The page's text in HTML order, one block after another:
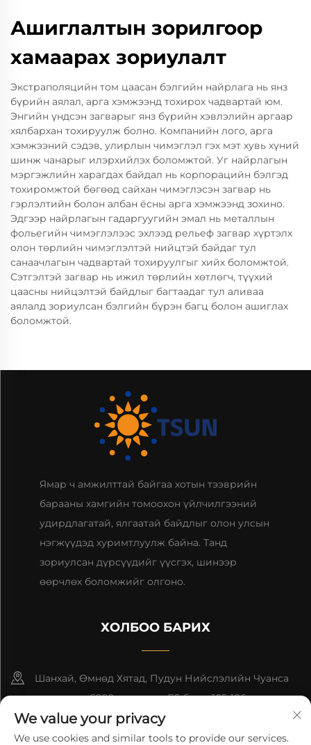
Ашиглалтын зорилгоор
хамаарах зориулалт
Экстраполяцийн том цаасан бэлгийн найрлага нь янз
бүрийн аялал, арга хэмжээнд тохирох чадвартай юм.
Энгийн үндсэн загварыг янз бүрийн хэвлэлийн аргаар
хялбархан тохируулж болно. Компанийн лого, арга
хэмжээний сэдэв, улирлын чимэглэл гэх мэт хувь хүний
шинж чанарыг илэрхийлэх боломжтой. Уг найрлагын
мэргэжлийн харагдах байдал нь корпорацийн бэлгэд
тохиромжтой бөгөөд сайхан чимэглэсэн загвар нь
гэрлэлтийн болон албан ёсны арга хэмжээнд зохино.
Эдгээр найрлагын гадаргуугийн эмал нь металлын
фольегийн чимэглэлээс эхлээд рельеф загвар хүртэлх
олон төрлийн чимэглэлтэй нийцтэй байдаг тул
санаачлагын чадвартай тохируулгыг хийх боломжтой.
Сэтгэлтэй загвар нь ижил төрлийн хөтлөгч, түүхий
цаасны нийцэлтэй байдлыг багтаадаг тул аливаа
аялалд зориулсан бэлгийн бүрэн багц болон ашиглах
боломжтой.
Ямар ч амжилттай байгаа хотын тээврийн
барааны хамгийн томоохон үйлчилгээний
удирдлагатай, ялгаатай байдлыг олон улсын
нэгжүүдэд хуримтлуулж байна. Танд
зориулсан дүрсүүдийг үүсгэх, шинээр
өөрчлөх боломжийг олгоно.
ХОЛБОО БАРИХ
Шанхай, Өмнөд Хятад, Пудун Нийслэлийн Чуанса
гудамжны 6999-р дугаар, Б5 блок, 105-106 өрөө
+86-13501965616
We value your privacy
We use cookies and similar tools to provide our services.